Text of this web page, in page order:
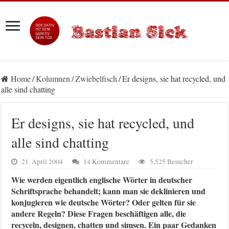
Home/Kolumnen/Zwiebelfisch/Er designs, sie hat recycled, und
alle sind chatting
Er designs, sie hat recycled, und
alle sind chatting
21. April 2004 14 Kommentare 5,525 Besucher
Wie werden eigentlich englische Wörter in deutscher
Schriftsprache behandelt; kann man sie deklinieren und
konjugieren wie deutsche Wörter? Oder gelten für sie
andere Regeln? Diese Fragen beschäftigen alle, die
recyceln, designen, chatten und simsen. Ein paar Gedanken